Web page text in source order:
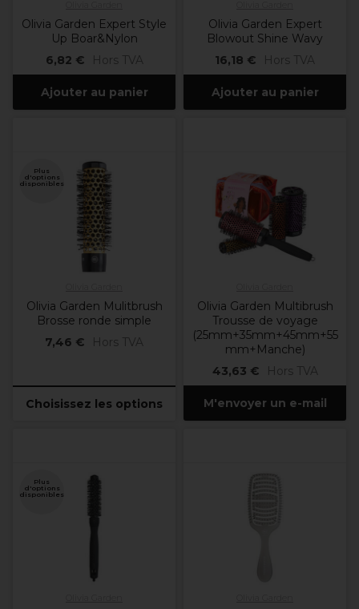
Olivia Garden Expert Style
Up Boar&Nylon
6,82 €
Hors TVA
Ajouter au panier
Olivia Garden Expert
Blowout Shine Wavy
16,18 €
Hors TVA
Ajouter au panier
Plus
d'options
disponibles
Olivia Garden Mulitbrush
Brosse ronde simple
7,46 €
Hors TVA
Choisissez les options
Olivia Garden Multibrush
Trousse de voyage
(25mm+35mm+45mm+55
mm+Manche)
43,63 €
Hors TVA
M'envoyer un e-mail
Plus
d'options
disponibles